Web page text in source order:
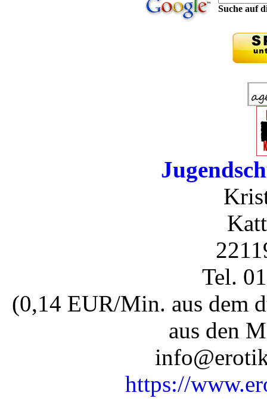
Suche auf
Tel.
(0,14 EUR/Min. aus dem
aus den
https://